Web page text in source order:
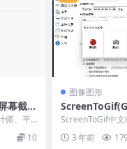
幕截图
色便携
师、平
户使
10
图像图形
制软件)
ScreenToGif中
件)是一款免费开
小巧...3 年前 179